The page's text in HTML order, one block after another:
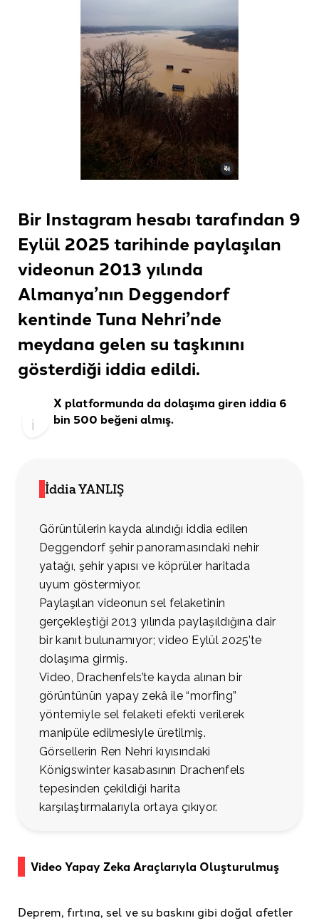
Bir Instagram hesabı tarafından 9
Eylül 2025 tarihinde paylaşılan
videonun 2013 yılında
Almanya’nın Deggendorf
kentinde Tuna Nehri’nde
meydana gelen su taşkınını
gösterdiği iddia edildi.
X platformunda da dolaşıma giren iddia 6
bin 500 beğeni almış.
İddia YANLIŞ
Görüntülerin kayda alındığı iddia edilen
Deggendorf şehir panoramasındaki nehir
yatağı, şehir yapısı ve köprüler haritada
uyum göstermiyor.
Paylaşılan videonun sel felaketinin
gerçekleştiği 2013 yılında paylaşıldığına dair
bir kanıt bulunamıyor; video Eylül 2025’te
dolaşıma girmiş.
Video, Drachenfels’te kayda alınan bir
görüntünün yapay zekâ ile “morfing”
yöntemiyle sel felaketi efekti verilerek
manipüle edilmesiyle üretilmiş.
Görsellerin Ren Nehri kıyısındaki
Königswinter kasabasının Drachenfels
tepesinden çekildiği harita
karşılaştırmalarıyla ortaya çıkıyor.
Video Yapay Zeka Araçlarıyla Oluşturulmuş
Deprem, fırtına, sel ve su baskını gibi doğal afetler